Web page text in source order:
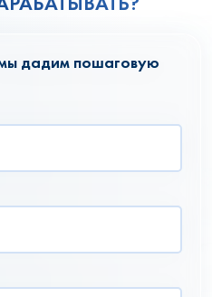
дадим пошаговую